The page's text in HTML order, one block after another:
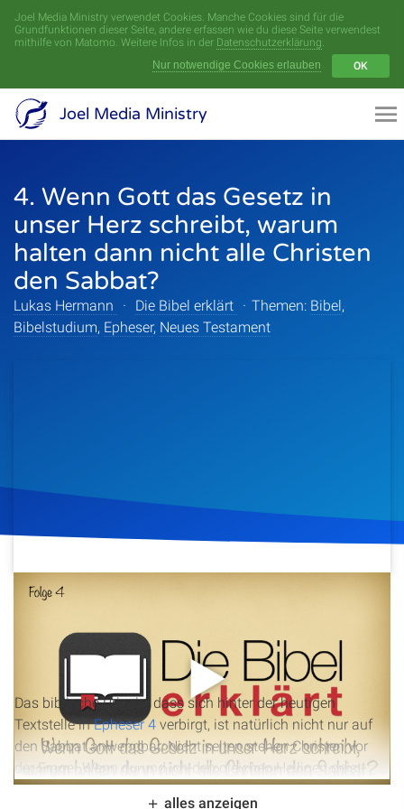
Joel Media Ministry verwendet Cookies. Manche Cookies sind für die
Grundfunktionen dieser Seite, andere erfassen wie du diese Seite verwendest
mithilfe von Matomo. Weitere Infos in der Datenschutzerklärung.
Nur notwendige Cookies erlauben
OK
Joel Media Ministry
4. Wenn Gott das Gesetz in
unser Herz schreibt, warum
halten dann nicht alle Christen
den Sabbat?
Lukas Hermann · Die Bibel erklärt · Themen: Bibel,
Bibelstudium, Epheser, Neues Testament
Das biblische Prinzip, dass sich hinter der heutigen
Textstelle inEpheser 4 verbirgt, ist natürlich nicht nur auf
den Sabbat anwendbar. Nicht selten stehen Christen vor
der Frage „Wenn du und ich den gleichen Heiligen geist
haben, warum glaubst du A und ich B? Warum praktizierst
alles anzeigen
Menü
Videoarchiv
Serien
Sprecher
Über Uns
Kontakt
Spenden